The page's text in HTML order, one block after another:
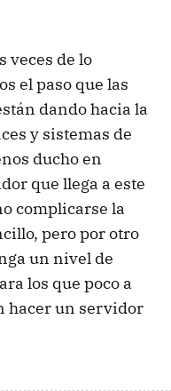
veces de lo
el paso que las
dando hacia la
y sistemas de
ducho en
que llega a este
complicarse la
pero por otro
un nivel de
los que poco a
hacer un servidor